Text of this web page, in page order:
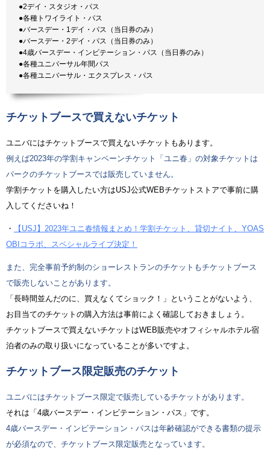
●2デイ・スタジオ・パス
●各種トワイライト・パス
●バースデー・1デイ・パス（当日券のみ）
●バースデー・2デイ・パス（当日券のみ）
●4歳バースデー・インビテーション・パス（当日券のみ）
●各種ユニバーサル年間パス
●各種ユニバーサル・エクスプレス・パス
チケットブースで買えないチケット
ユニバにはチケットブースで買えないチケットもあります。
例えば2023年の学割キャンペーンチケット「ユニ春」の対象チケットは
パークのチケットブースでは販売していません。
学割チケットを購入したい方はUSJ公式WEBチケットストアで事前に購
入してくださいね！
・
【USJ】2023年ユニ春情報まとめ！学割チケット、貸切ナイト、YOAS
OBIコラボ、スペシャルライブ決定！
また、完全事前予約制のショーレストランのチケットもチケットブース
で販売しないことがあります。
「長時間並んだのに、買えなくてショック！」ということがないよう、
お目当てのチケットの購入方法は事前によく確認しておきましょう。
チケットブースで買えないチケットはWEB販売やオフィシャルホテル宿
泊者のみの取り扱いになっていることが多いですよ。
チケットブース限定販売のチケット
ユニバにはチケットブース限定で販売しているチケットがあります。
それは「4歳バースデー・インビテーション・パス」です。
4歳バースデー・インビテーション・パスは年齢確認ができる書類の提示
が必須なので、チケットブース限定販売となっています。